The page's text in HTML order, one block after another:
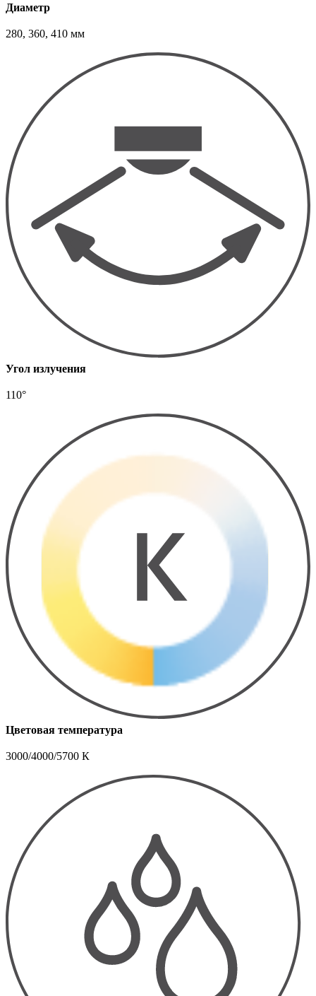
Диаметр
280, 360, 410 мм
Угол излучения
110°
Цветовая температура
3000/4000/5700 К